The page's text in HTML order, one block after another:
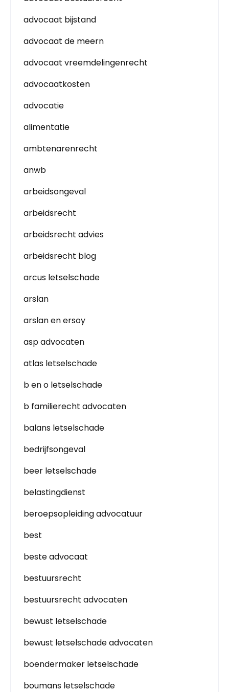
advocaat bijstand
advocaat de meern
advocaat vreemdelingenrecht
advocaatkosten
advocatie
alimentatie
ambtenarenrecht
anwb
arbeidsongeval
arbeidsrecht
arbeidsrecht advies
arbeidsrecht blog
arcus letselschade
arslan
arslan en ersoy
asp advocaten
atlas letselschade
b en o letselschade
b familierecht advocaten
balans letselschade
bedrijfsongeval
beer letselschade
belastingdienst
beroepsopleiding advocatuur
best
beste advocaat
bestuursrecht
bestuursrecht advocaten
bewust letselschade
bewust letselschade advocaten
boendermaker letselschade
boumans letselschade